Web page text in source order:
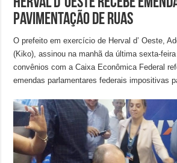
pavimentação de ruas
O prefeito em exercício de Herval d’ Oeste,
(Kiko), assinou na manhã da última sexta-
convênios com a Caixa Econômica Federal
emendas parlamentares federais impositivas